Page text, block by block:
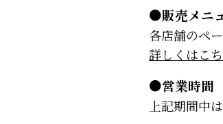
●販売メニ
各店舗のペ
詳しくはこ
●営業時間
上記期間中